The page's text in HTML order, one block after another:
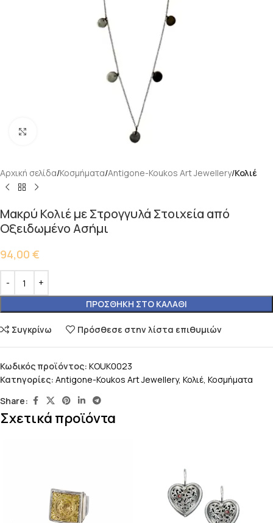
Κάντε κλικ για μεγέθυνση
Αρχική σελίδα Κοσμήματα Antigone-Koukos Art Jewellery Κολιέ
Μακρύ Κολιέ με Στρογγυλά Στοιχεία από
Οξειδωμένο Ασήμι
94,00 €
ΠΡΟΣΘΉΚΗ ΣΤΟ ΚΑΛΆΘΙ
Συγκρίνω Πρόσθεσε στην λίστα επιθυμιών
Κωδικός προϊόντος: KOUK0023
Κατηγορίες: Antigone-Koukos Art Jewellery, Κολιέ, Κοσμήματα
Share:
Σχετικά προϊόντα